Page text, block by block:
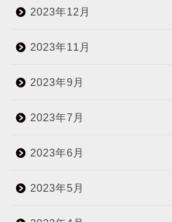
2023年12月
2023年11月
2023年9月
2023年7月
2023年6月
2023年5月